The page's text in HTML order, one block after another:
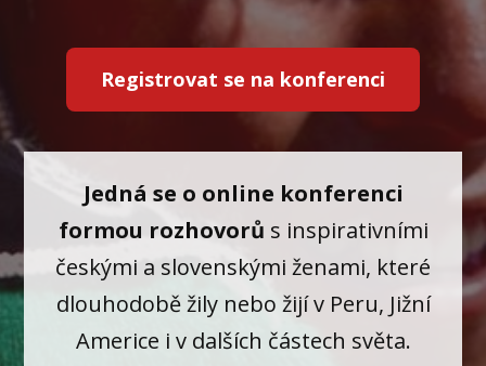
Registrovat se na konferenci
Jedná se o online konferenci
formou rozhovorů s inspirativními
českými a slovenskými ženami, které
dlouhodobě žily nebo žijí v Peru, Jižní
Americe i v dalších částech světa.